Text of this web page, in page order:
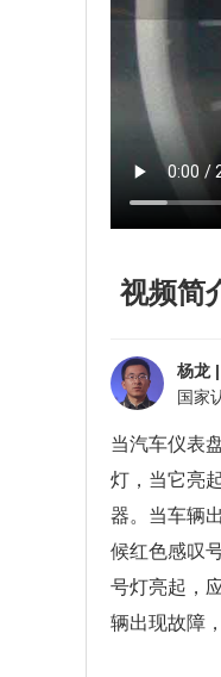
视频简
杨龙|
当汽车仪表
灯，当它亮
器。当车辆
候红色感叹
号灯亮起，
辆出现故障